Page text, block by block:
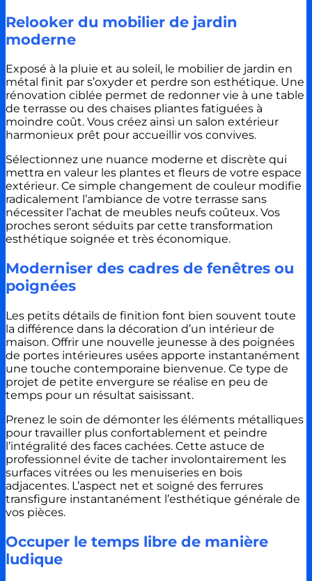
Relooker du mobilier de jardin
moderne
Exposé à la pluie et au soleil, le mobilier de jardin en
métal finit par s’oxyder et perdre son esthétique. Une
rénovation ciblée permet de redonner vie à une table
de terrasse ou des chaises pliantes fatiguées à
moindre coût. Vous créez ainsi un salon extérieur
harmonieux prêt pour accueillir vos convives.
Sélectionnez une nuance moderne et discrète qui
mettra en valeur les plantes et fleurs de votre espace
extérieur. Ce simple changement de couleur modifie
radicalement l’ambiance de votre terrasse sans
nécessiter l’achat de meubles neufs coûteux. Vos
proches seront séduits par cette transformation
esthétique soignée et très économique.
Moderniser des cadres de fenêtres ou
poignées
Les petits détails de finition font bien souvent toute
la différence dans la décoration d’un intérieur de
maison. Offrir une nouvelle jeunesse à des poignées
de portes intérieures usées apporte instantanément
une touche contemporaine bienvenue. Ce type de
projet de petite envergure se réalise en peu de
temps pour un résultat saisissant.
Prenez le soin de démonter les éléments métalliques
pour travailler plus confortablement et peindre
l’intégralité des faces cachées. Cette astuce de
professionnel évite de tacher involontairement les
surfaces vitrées ou les menuiseries en bois
adjacentes. L’aspect net et soigné des ferrures
transfigure instantanément l’esthétique générale de
vos pièces.
Occuper le temps libre de manière
ludique